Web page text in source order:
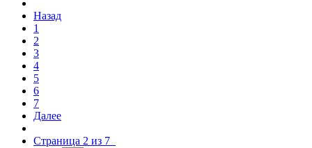
Назад
1
2
3
4
5
6
7
Далее
Страница 2 из 7